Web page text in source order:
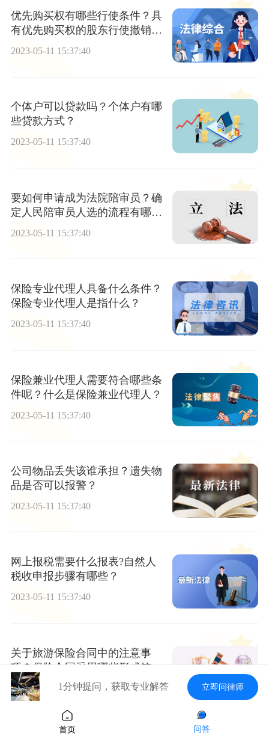
优先购买权有哪些行使条件？具
有优先购买权的股东行使撤销权
应当符合哪些条件？
2023-05-11 15:37:40
个体户可以贷款吗？个体户有哪
些贷款方式？
2023-05-11 15:37:40
要如何申请成为法院陪审员？确
定人民陪审员人选的流程有哪
2023-05-11 15:37:40
保险专业代理人具备什么条件？
保险专业代理人是指什么？
2023-05-11 15:37:40
保险兼业代理人需要符合哪些条
件呢？什么是保险兼业代理人？
2023-05-11 15:37:40
公司物品丢失该谁承担？遗失物
品是否可以报警？
2023-05-11 15:37:40
网上报税需要什么报表?自然人
税收申报步骤有哪些？
2023-05-11 15:37:40
关于旅游保险合同中的注意事
项？保险合同采用哪些形式签
订？
2023-05-11 15:37:401分钟提问，获取专业解答 立即问律师
首页 问答